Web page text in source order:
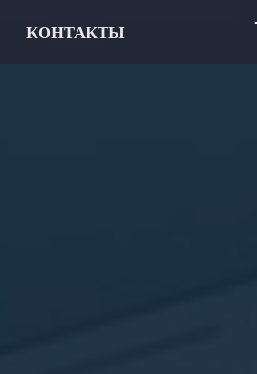
КОНТАКТЫ